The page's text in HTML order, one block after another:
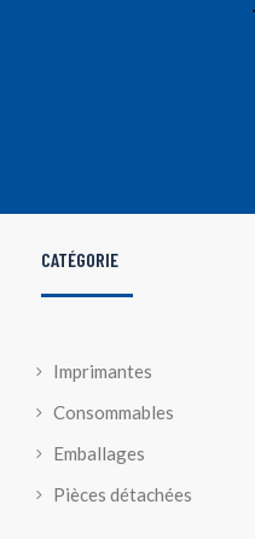
CATÉGORIE
Imprimantes
Consommables
Emballages
Pièces détachées